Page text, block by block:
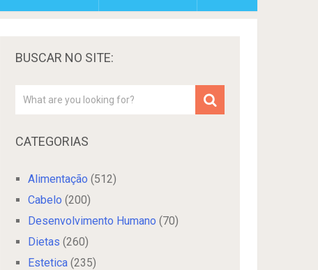
BUSCAR NO SITE:
CATEGORIAS
Alimentação (512)
Cabelo (200)
Desenvolvimento Humano (70)
Dietas (260)
Estetica (235)